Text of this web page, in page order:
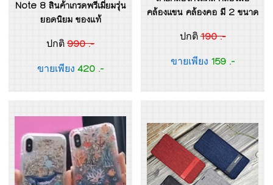
Note 8 สินค้าเกรดพรีเมี่ยมรุ่น
ยอดนิยม ของแท้
ปกติ 990 .-
ขายเพียง 420 .-
คล้องแขน คล้องคอ มี 2 ขนาด
ปกติ190 .-
ขายเพียง 159 .-